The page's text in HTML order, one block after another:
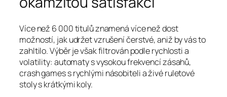
Více než 6 000 titulů znamená více než dost
možností, jak udržet vzrušení čerstvé, aniž by vás to
zahltilo. Výběr je však filtrován podle rychlosti a
volatility: automaty s vysokou frekvencí zásahů,
crash games s rychlými násobiteli a živé ruletové
stoly s krátkými koly.